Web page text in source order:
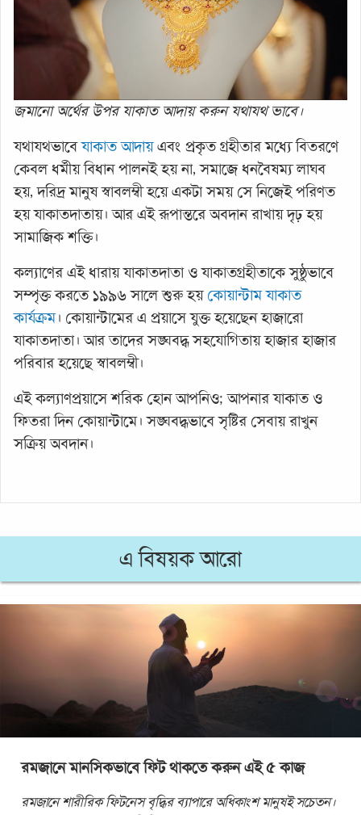
জমানো অর্থের উপর যাকাত আদায় করুন যথাযথ ভাবে।
যথাযথভাবেযাকাত আদায়এবং প্রকৃত গ্রহীতার মধ্যে বিতরণে
কেবল ধর্মীয় বিধান পালনই হয় না, সমাজে ধনবৈষম্য লাঘব
হয়, দরিদ্র মানুষ স্বাবলম্বী হয়ে একটা সময় সে নিজেই পরিণত
হয় যাকাতদাতায়। আর এই রূপান্তরে অবদান রাখায় দৃঢ় হয়
সামাজিক শক্তি।
কল্যাণের এই ধারায় যাকাতদাতা ও যাকাতগ্রহীতাকে সুষ্ঠুভাবে
সম্পৃক্ত করতে ১৯৯৬ সালে শুরু হয় কোয়ান্টাম যাকাত
কার্যক্রম। কোয়ান্টামের এ প্রয়াসে যুক্ত হয়েছেন হাজারো
যাকাতদাতা। আর তাদের সঙ্ঘবদ্ধ সহযোগিতায় হাজার হাজার
পরিবার হয়েছে স্বাবলম্বী।
এই কল্যাণপ্রয়াসে শরিক হোন আপনিও; আপনার যাকাত ও
ফিতরা দিন কোয়ান্টামে। সঙ্ঘবদ্ধভাবে সৃষ্টির সেবায় রাখুন
সক্রিয় অবদান।
এ বিষয়ক আরো
রমজানে মানসিকভাবে ফিট থাকতে করুন এই ৫ কাজ
রমজানে শারীরিক ফিটনেস বৃদ্ধির ব্যাপারে অধিকাংশ মানুষই সচেতন।